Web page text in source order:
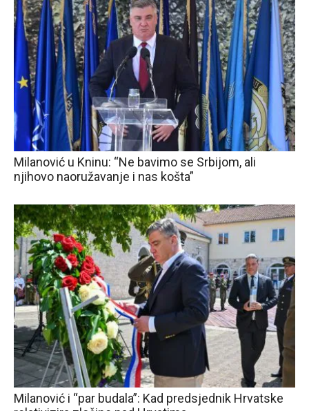
Milanović u Kninu: “Ne bavimo se Srbijom, ali
njihovo naoružavanje i nas košta”
Milanović i “par budala”: Kad predsjednik Hrvatske